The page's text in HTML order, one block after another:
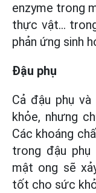
enzyme trong
thực vật…
phản ứng sinh
Đậu phụ
Cả đậu phụ
khỏe, nhưng
Các khoáng
trong đậu
mật ong sẽ
tốt cho sức